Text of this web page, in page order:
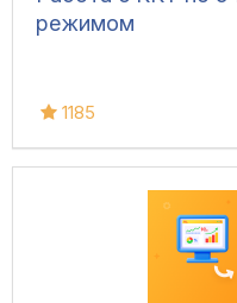
режимом
1185